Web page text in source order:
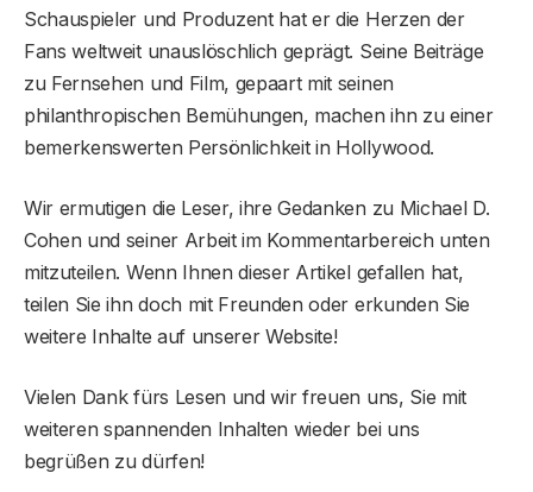
Schauspieler und Produzent hat er die Herzen der
Fans weltweit unauslöschlich geprägt. Seine Beiträge
zu Fernsehen und Film, gepaart mit seinen
philanthropischen Bemühungen, machen ihn zu einer
bemerkenswerten Persönlichkeit in Hollywood.
Wir ermutigen die Leser, ihre Gedanken zu Michael D.
Cohen und seiner Arbeit im Kommentarbereich unten
mitzuteilen. Wenn Ihnen dieser Artikel gefallen hat,
teilen Sie ihn doch mit Freunden oder erkunden Sie
weitere Inhalte auf unserer Website!
Vielen Dank fürs Lesen und wir freuen uns, Sie mit
weiteren spannenden Inhalten wieder bei uns
begrüßen zu dürfen!